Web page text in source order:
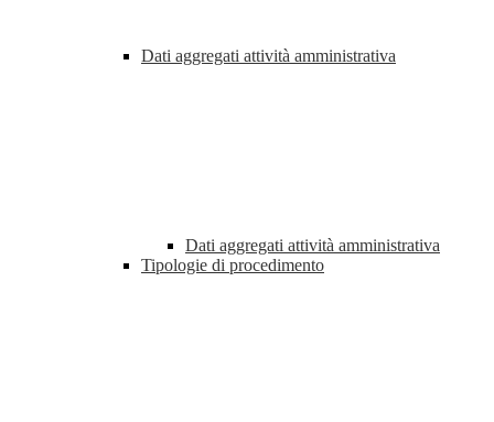
Dati aggregati attività amministrativa
Dati aggregati attività amministrativa
Tipologie di procedimento